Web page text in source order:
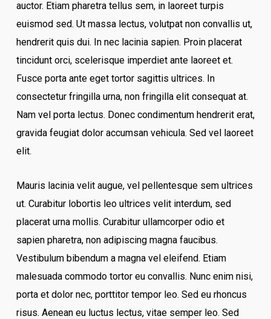
auctor. Etiam pharetra tellus sem, in laoreet turpis
euismod sed. Ut massa lectus, volutpat non convallis ut,
hendrerit quis dui. In nec lacinia sapien. Proin placerat
tincidunt orci, scelerisque imperdiet ante laoreet et.
Fusce porta ante eget tortor sagittis ultrices. In
consectetur fringilla urna, non fringilla elit consequat at.
Nam vel porta lectus. Donec condimentum hendrerit erat,
gravida feugiat dolor accumsan vehicula. Sed vel laoreet
elit.
Mauris lacinia velit augue, vel pellentesque sem ultrices
ut. Curabitur lobortis leo ultrices velit interdum, sed
placerat urna mollis. Curabitur ullamcorper odio et
sapien pharetra, non adipiscing magna faucibus.
Vestibulum bibendum a magna vel eleifend. Etiam
malesuada commodo tortor eu convallis. Nunc enim nisi,
porta et dolor nec, porttitor tempor leo. Sed eu rhoncus
risus. Aenean eu luctus lectus, vitae semper leo. Sed